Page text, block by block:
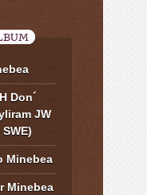
Don´
JW
Minebea
Minebea